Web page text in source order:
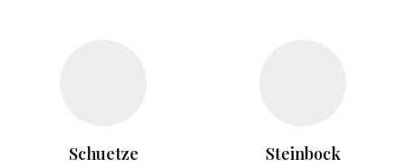
Schuetze Steinbock